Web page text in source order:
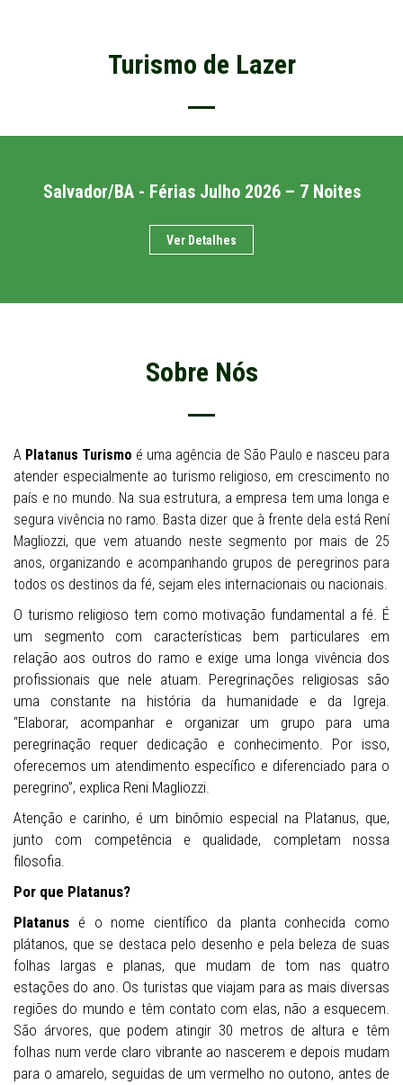
Turismo de Lazer
Salvador/BA - Férias Julho 2026 – 7 Noites
Ver Detalhes
Sobre Nós
A Platanus Turismo é uma agência de São Paulo e nasceu para
atender especialmente ao turismo religioso, em crescimento no
país e no mundo. Na sua estrutura, a empresa tem uma longa e
segura vivência no ramo. Basta dizer que à frente dela está Rení
Magliozzi, que vem atuando neste segmento por mais de 25
anos, organizando e acompanhando grupos de peregrinos para
todos os destinos da fé, sejam eles internacionais ou nacionais.
O turismo religioso tem como motivação fundamental a fé. É
um segmento com características bem particulares em
relação aos outros do ramo e exige uma longa vivência dos
profissionais que nele atuam. Peregrinações religiosas são
uma constante na história da humanidade e da Igreja.
“Elaborar, acompanhar e organizar um grupo para uma
peregrinação requer dedicação e conhecimento. Por isso,
oferecemos um atendimento específico e diferenciado para o
peregrino”, explica Reni Magliozzi.
Atenção e carinho, é um binômio especial na Platanus, que,
junto com competência e qualidade, completam nossa
filosofia.
Por que Platanus?
Platanus é o nome científico da planta conhecida como
plátanos, que se destaca pelo desenho e pela beleza de suas
folhas largas e planas, que mudam de tom nas quatro
estações do ano. Os turistas que viajam para as mais diversas
regiões do mundo e têm contato com elas, não a esquecem.
São árvores, que podem atingir 30 metros de altura e têm
folhas num verde claro vibrante ao nascerem e depois mudam
para o amarelo, seguidas de um vermelho no outono, antes de